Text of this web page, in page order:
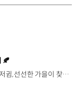
🍂
살랑이는 억새와 새들의 지저귐,선선한 가을이 찾아오는 소리. 더 기아 타스만과 함께 계절을 만나보세요. 🎧 *본 영상은 AI를 활용해 제작했습니다. #기아 #더기아타스만 #타스만 #가을 #입추 #Tasman #ASMR